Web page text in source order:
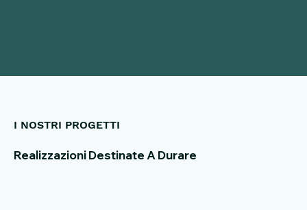
I NOSTRI PROGETTI
Realizzazioni Destinate A Durare